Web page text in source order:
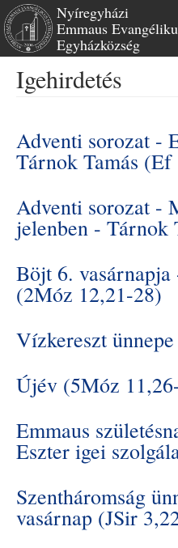
Ugrás
tartalomra
Nyíregyházi
Emmaus
Egyházközség
Igehirdetés
Adventi sorozat -
Tárnok Tamás
Adventi sorozat -
jelenben - Tárnok
Böjt 6.
(2Móz 12,21-28)
Vízkereszt
Újév (5Móz
Emmaus
Eszter igei
Szentháromság
vasárnap (JSir